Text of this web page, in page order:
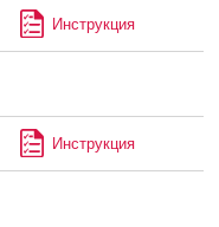
Инструкция
Инструкция